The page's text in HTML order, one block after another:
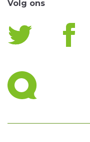
Volg ons